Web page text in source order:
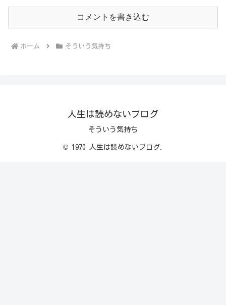
コメントを書き込む
ホーム そういう気持ち
人生は読めないブログ
そういう気持ち
© 1970 人生は読めないブログ.